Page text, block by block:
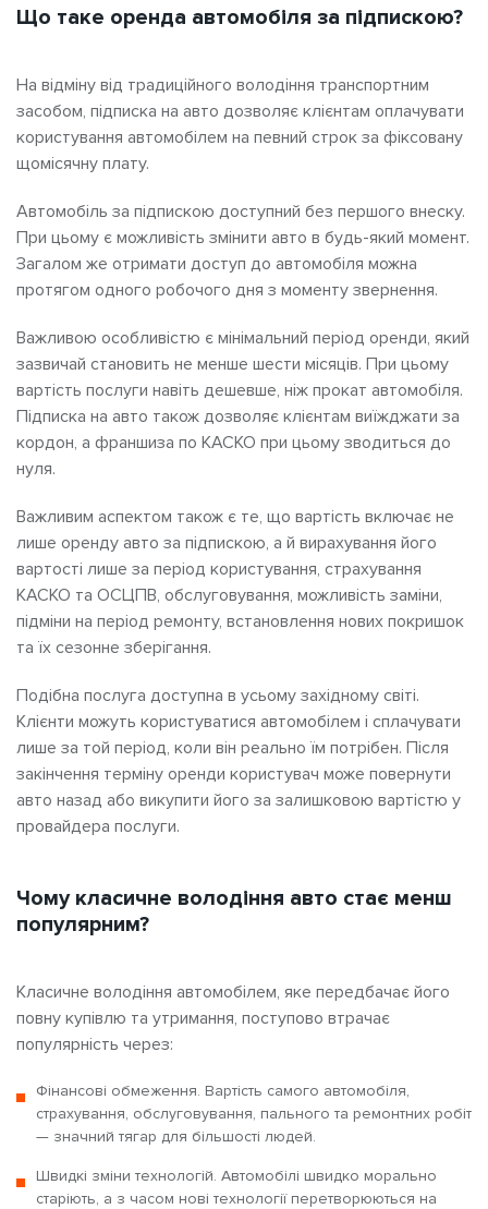
Що таке оренда автомобіля за підпискою?
На відміну від традиційного володіння транспортним
засобом, підписка на авто дозволяє клієнтам оплачувати
користування автомобілем на певний строк за фіксовану
щомісячну плату.
Автомобіль за підпискою доступний без першого внеску.
При цьому є можливість змінити авто в будь-який момент.
Загалом же отримати доступ до автомобіля можна
протягом одного робочого дня з моменту звернення.
Важливою особливістю є мінімальний період оренди, який
зазвичай становить не менше шести місяців. При цьому
вартість послуги навіть дешевше, ніж прокат автомобіля.
Підписка на авто також дозволяє клієнтам виїжджати за
кордон, а франшиза по КАСКО при цьому зводиться до
нуля.
Важливим аспектом також є те, що вартість включає не
лише оренду авто за підпискою, а й вирахування його
вартості лише за період користування, страхування
КАСКО та ОСЦПВ, обслуговування, можливість заміни,
підміни на період ремонту, встановлення нових покришок
та їх сезонне зберігання.
Подібна послуга доступна в усьому західному світі.
Клієнти можуть користуватися автомобілем і сплачувати
лише за той період, коли він реально їм потрібен. Після
закінчення терміну оренди користувач може повернути
авто назад або викупити його за залишковою вартістю у
провайдера послуги.
Чому класичне володіння авто стає менш
популярним?
Класичне володіння автомобілем, яке передбачає його
повну купівлю та утримання, поступово втрачає
популярність через:
Фінансові обмеження. Вартість самого автомобіля,
страхування, обслуговування, пального та ремонтних робіт
— значний тягар для більшості людей.
Швидкі зміни технологій. Автомобілі швидко морально
старіють, а з часом нові технології перетворюються на